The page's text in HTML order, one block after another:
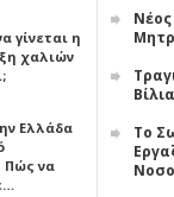
γίνεται η
χαλιών
Ελλάδα
Πώς να
Νέος
Το